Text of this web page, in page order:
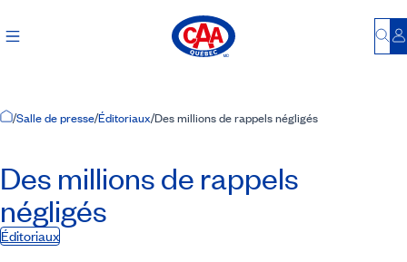
Accueil
/Salle de presse/Éditoriaux/Des millions de rappels négligés
Des millions de rappels
négligés
Éditoriaux